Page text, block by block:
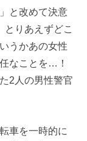
と改めて決意
とりあえずどこ
うかあの女性
なことを…！
2人の男性警官
車を一時的に